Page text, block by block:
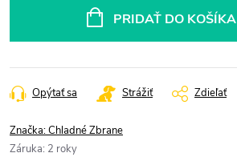
PRIDAŤ DO KOŠÍKA
Opýtať sa Strážiť Zdieľať
Značka:Chladné Zbrane
Záruka: 2 roky